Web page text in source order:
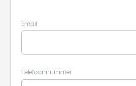
Email
Telefoonnummer